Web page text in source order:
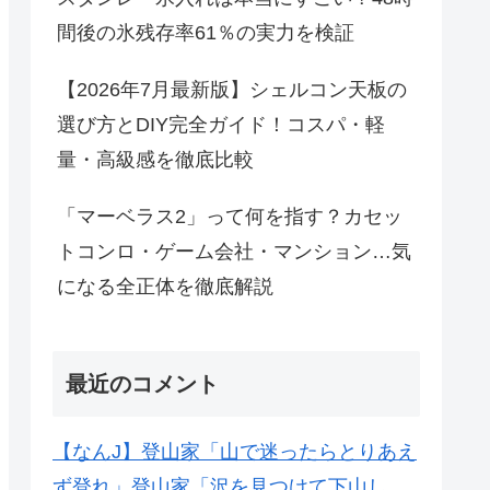
間後の氷残存率61％の実力を検証
【2026年7月最新版】シェルコン天板の
選び方とDIY完全ガイド！コスパ・軽
量・高級感を徹底比較
「マーベラス2」って何を指す？カセッ
トコンロ・ゲーム会社・マンション…気
になる全正体を徹底解説
最近のコメント
【なんJ】登山家「山で迷ったらとりあえ